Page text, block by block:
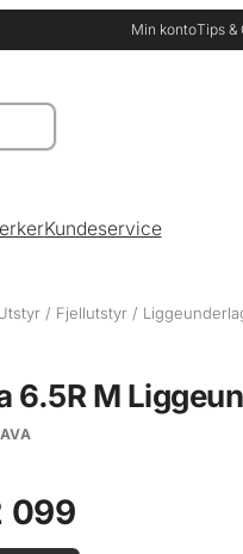
Min kontoTips &
Kundeservice
/ Fjellutstyr /
6.5R M
099